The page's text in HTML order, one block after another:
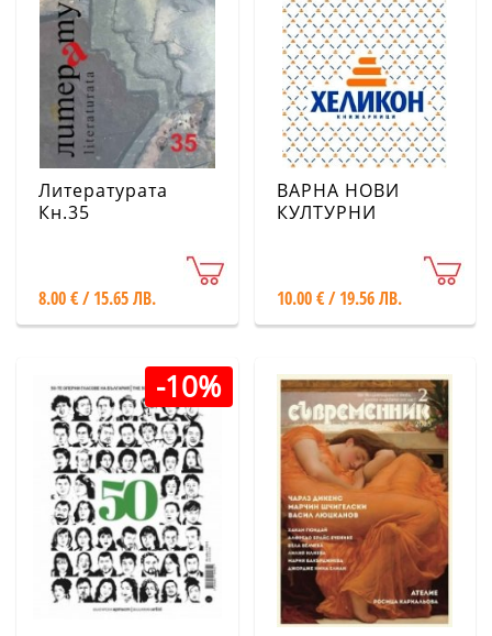
Литературата
Кн.35
8.00 € / 15.65 ЛВ.
ВАРНА НОВИ
КУЛТУРНИ
специален проект
"Съвременник"
10.00 € / 19.56 ЛВ.
-10%